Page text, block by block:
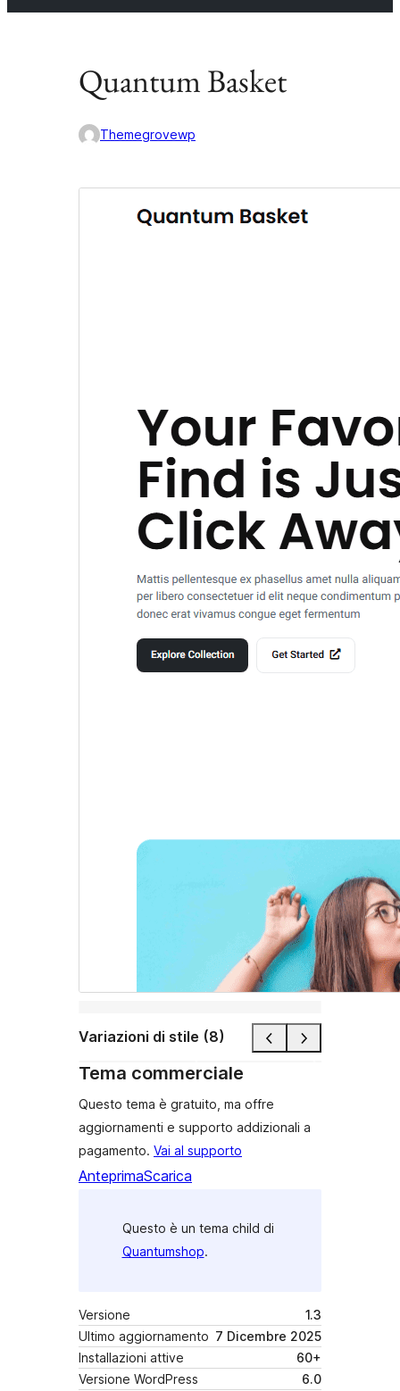
Quantum Basket
Themegrovewp
Variazioni di stile (8)
Tema commerciale
Questo tema è gratuito, ma offre
aggiornamenti e supporto addizionali a
pagamento. Vai al supporto
AnteprimaScarica
Questo è un tema child di
Quantumshop.
Versione
1.3
Ultimo aggiornamento 7 Dicembre 2025
Installazioni attive
60+
Versione WordPress
6.0